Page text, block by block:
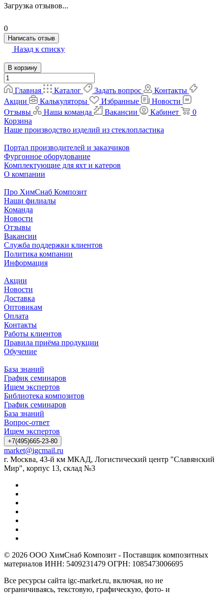
Загрузка отзывов...
0
Написать отзыв
Назад к списку
В корзину
Главная Каталог Задать вопрос
Контакты
Акции
Калькуляторы Избранные
Новости
Отзывы
Наша команда Вакансии Кабинет
0
Корзина
Наше производство изделий из стеклопластика
Портал производителей и заказчиков
Фургонное оборудование
Комплектующие для яхт и катеров
О компании
Про ХимСнаб Композит
Наши филиалы
Команда
Новости
Отзывы
Вакансии
Служба поддержки клиентов
Политика компании
Информация
Акции
Новости
Доставка
Оптовикам
Оплата
Контакты
Работы клиентов
Правила приёма продукции
Обучение
База знаний
График семинаров
Ищем экспертов
Библиотека композитов
График семинаров
База знаний
Вопрос-ответ
Ищем экспертов
+7(495)665-23-80
market@igcmail.ru
г. Москва, 43-й км МКАД, Логистический центр "Славянский
Мир", корпус 13, склад №3
© 2026 ООО ХимСнаб Композит - Поставщик композитных
материалов ИНН: 5409231479 ОГРН: 1085473006695
Все ресурсы сайта igc-market.ru, включая, но не
ограничиваясь, текстовую, графическую, фото- и